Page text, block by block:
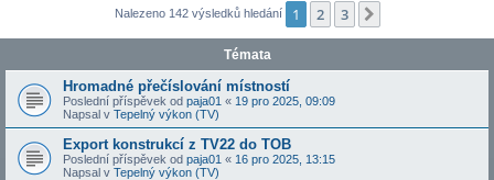
Nalezeno 142 výsledků hledání 1 2 3
Témata
Hromadné přečíslování místností
Poslední příspěvek od paja01 « 19 pro 2025, 09:09
Napsal v Tepelný výkon (TV)
Export konstrukcí z TV22 do TOB
Poslední příspěvek od paja01 « 16 pro 2025, 13:15
Napsal v Tepelný výkon (TV)